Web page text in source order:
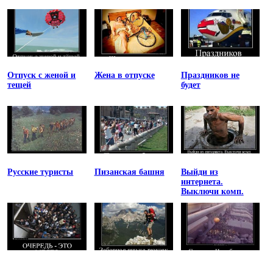
Отпуск с женой и
тещей
Жена в отпуске
Праздников не
будет
Русские туристы Пизанская башня
Выйди из
интернета.
Выключи комп.